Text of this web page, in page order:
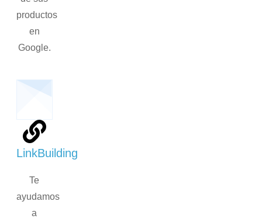
productos
en
Google.
LinkBuilding
Te
ayudamos
a